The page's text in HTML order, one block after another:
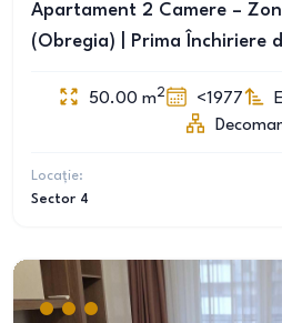
Apartament 2 Camere –
(Obregia) | Prima Închiriere
50.00 m2 <1977
Locație:
Sector 4